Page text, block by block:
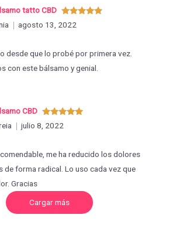
Valorado
con
tatto CBD
agosto 13, 2022
desde que lo probé por primera vez.
con este bálsamo y genial.
Valorado
con5de 5
CBD
julio 8, 2022
me ha reducido los dolores
de forma radical. Lo uso cada vez que
Gracias
Cargar másC
r